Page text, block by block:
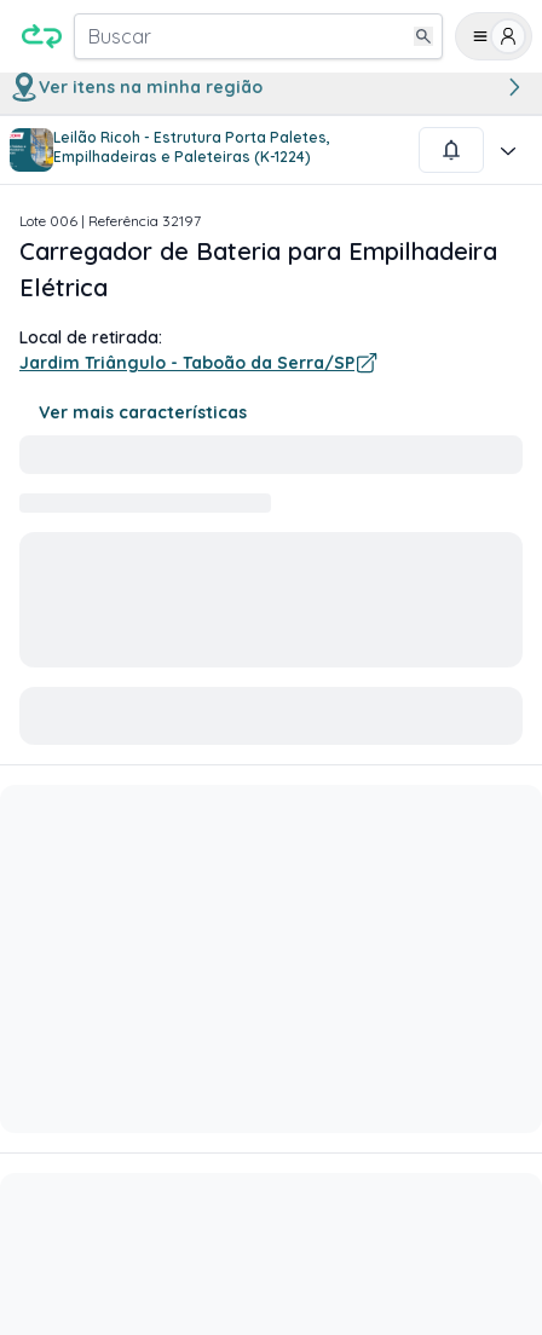
Buscar
Ver itens na minha região
Leilão Ricoh - Estrutura Porta Paletes,
Empilhadeiras e Paleteiras (K-1224)
1/2
Lote 006 | Referência 32197
Carregador de Bateria para Empilhadeira
Elétrica
Local de retirada:
Jardim Triângulo - Taboão da Serra/SP
Ver mais características